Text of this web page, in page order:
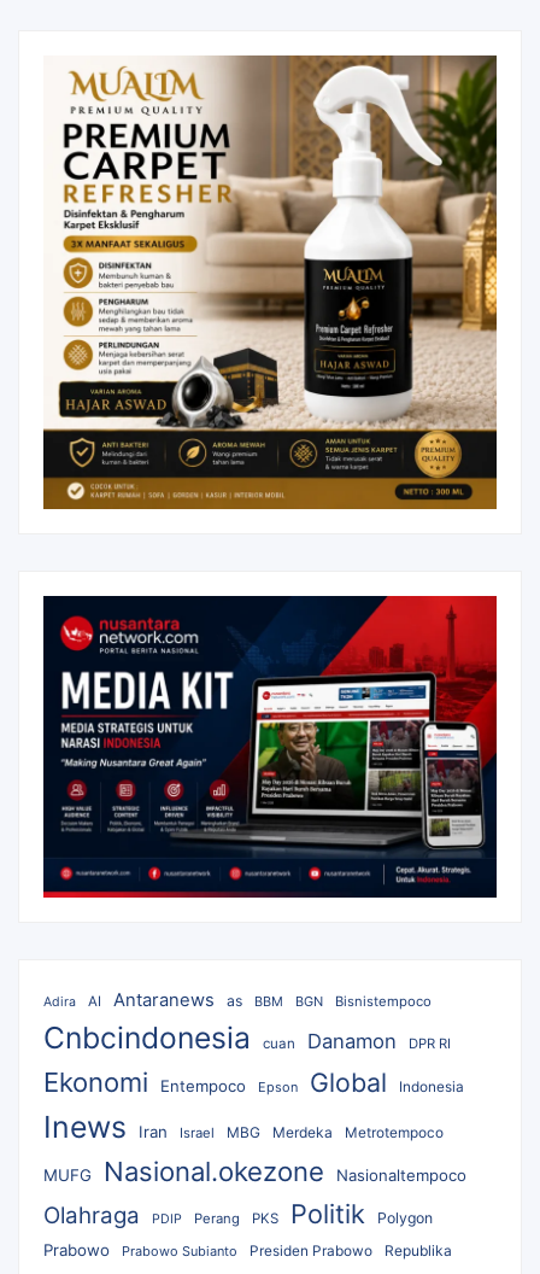
Adira AI Antaranews as BBM BGN Bisnistempoco
Cnbcindonesia cuan Danamon DPR RI
Ekonomi Entempoco Epson Global Indonesia
Inews Iran Israel MBG Merdeka Metrotempoco
MUFG Nasional.okezone Nasionaltempoco
Olahraga PDIP Perang PKS Politik Polygon
Prabowo Prabowo Subianto Presiden Prabowo Republika